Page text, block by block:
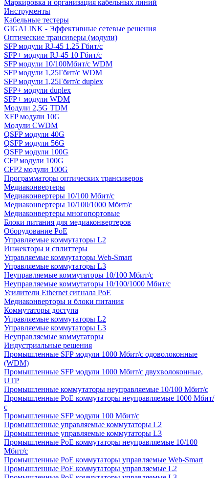
Маркировка и организация кабельных линий
Инструменты
Кабельные тестеры
GIGALINK - Эффективные сетевые решения
Оптические трансиверы (модули)
SFP модули RJ-45 1.25 Гбит/c
SFP+ модули RJ-45 10 Гбит/c
SFP модули 10/100Мбит/с WDM
SFP модули 1,25Гбит/с WDM
SFP модули 1,25Гбит/с duplex
SFP+ модули duplex
SFP+ модули WDM
Модули 2,5G TDM
XFP модули 10G
Модули CWDM
QSFP модули 40G
QSFP модули 56G
QSFP модули 100G
CFP модули 100G
CFP2 модули 100G
Программаторы оптических трансиверов
Медиаконвертеры
Медиаконвертеры 10/100 Мбит/с
Медиаконвертеры 10/100/1000 Мбит/c
Медиаконвертеры многопортовые
Блоки питания для медиаконвертеров
Оборудование PoE
Управляемые коммутаторы L2
Инжекторы и сплиттеры
Управляемые коммутаторы Web-Smart
Управляемые коммутаторы L3
Неуправляемые коммутаторы 10/100 Мбит/с
Неуправляемые коммутаторы 10/100/1000 Мбит/с
Усилители Ethernet сигнала PoE
Медиаконверторы и блоки питания
Коммутаторы доступа
Управляемые коммутаторы L2
Управляемые коммутаторы L3
Неуправляемые коммутаторы
Индустриальные решения
Промышленные SFP модули 1000 Мбит/c одоволоконные
(WDM)
Промышленные SFP модули 1000 Мбит/c двухволоконные,
UTP
Промышленные коммутаторы неуправляемые 10/100 Мбит/с
Промышленные PoE коммутаторы неуправляемые 1000 Мбит/
с
Промышленные SFP модули 100 Мбит/c
Промышленные управляемые коммутаторы L2
Промышленные управляемые коммутаторы L3
Промышленные PoE коммутаторы неуправляемые 10/100
Мбит/с
Промышленные PoE коммутаторы управляемые Web-Smart
Промышленные PoE коммутаторы управляемые L2